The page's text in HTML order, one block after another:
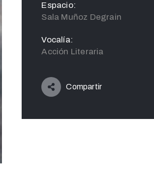
Espacio:
Sala Muñoz Degrain
Vocalía:
Acción Literaria
Compartir